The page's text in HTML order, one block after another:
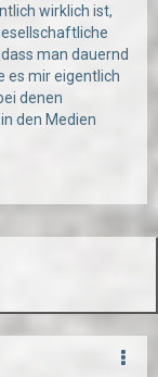
wirklich ist,
man dauernd
es mir eigentlich
denen
den Medien